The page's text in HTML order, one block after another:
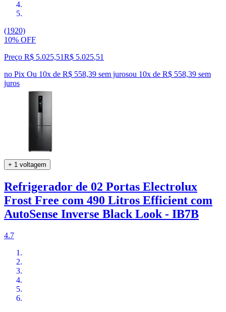
(1920)
10% OFF
Preço R$ 5.025,51R$ 5.025,51
no Pix Ou 10x de R$ 558,39 sem jurosou 10x de R$ 558,39 sem
juros
+ 1 voltagem
Refrigerador de 02 Portas Electrolux
Frost Free com 490 Litros Efficient com
AutoSense Inverse Black Look - IB7B
4.7